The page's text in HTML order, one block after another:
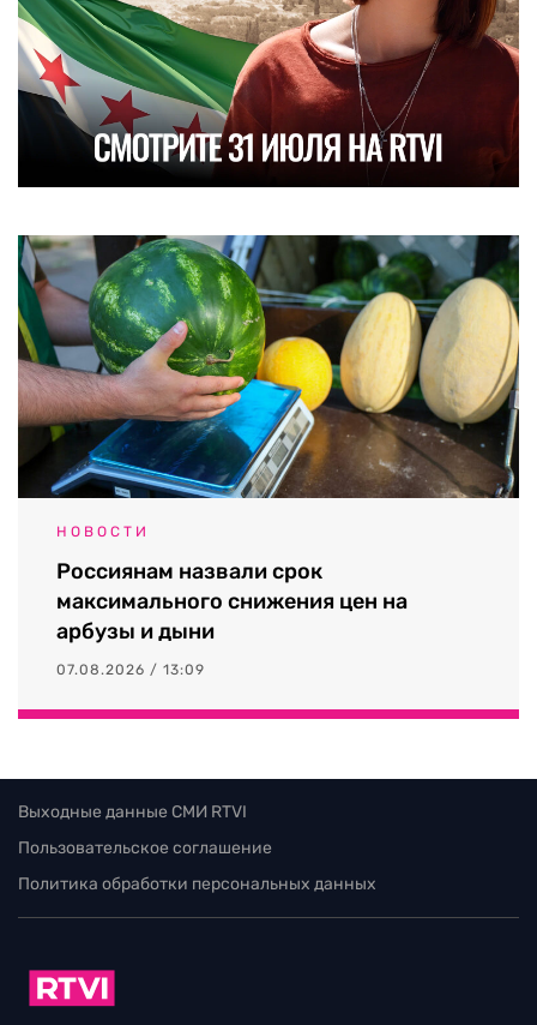
НОВОСТИ
Россиянам назвали срок
максимального снижения цен на
арбузы и дыни
07.08.2026 / 13:09
Выходные данные СМИ RTVI
Пользовательское соглашение
Политика обработки персональных данных